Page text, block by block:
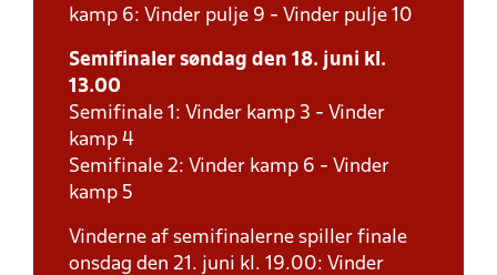
kamp 6: Vinder pulje 9 - Vinder pulje 10
Semifinaler søndag den 18. juni kl.
13.00
Semifinale 1: Vinder kamp 3 - Vinder
kamp 4
Semifinale 2: Vinder kamp 6 - Vinder
kamp 5
Vinderne af semifinalerne spiller finale
onsdag den 21. juni kl. 19.00: Vinder